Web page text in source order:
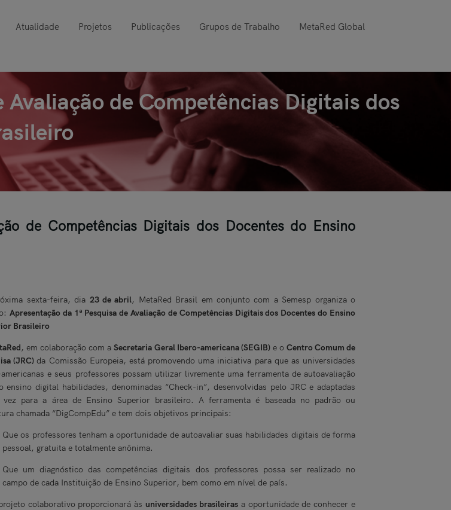
Atualidade Projetos Publicações Grupos de Trabalho MetaRed Global
Avaliação de Competências Digitais dos
de Competências Digitais dos Docentes do Ensino
sexta-feira, dia 23 de abril, MetaRed Brasil em conjunto com a Semesp organiza o
Apresentação da 1ª Pesquisa de Avaliação de Competências Digitais dos Docentes do Ensino
Brasileiro
, em colaboração com aSecretaria Geral Ibero-americana (SEGIB)e o Centro Comum de
(JRC)da Comissão Europeia, está promovendo uma iniciativa para que as universidades
e seus professores possam utilizar livremente uma ferramenta de autoavaliação
ensino digital habilidades, denominadas “Check-in”, desenvolvidas pelo JRC e adaptadas
vez para a área de Ensino Superior brasileiro. A ferramenta é baseada no padrão ou
chamada “DigCompEdu” e tem dois objetivos principais:
Que os professores tenham a oportunidade de autoavaliar suas habilidades digitais de forma
pessoal, gratuita e totalmente anônima.
Que um diagnóstico das competências digitais dos professores possa ser realizado no
campo de cada Instituição de Ensino Superior, bem como em nível de país.
colaborativo proporcionará às universidades brasileirasa oportunidade de conhecer e